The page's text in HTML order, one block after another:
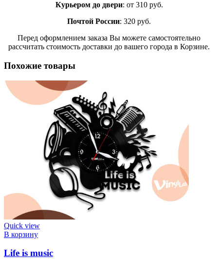
Курьером до двери: от 310 руб.
Почтой России: 320 руб.
Перед оформлением заказа Вы можете самостоятельно
рассчитать стоимость доставки до вашего города в Корзине.
Похожие товары
Quick view
В корзину
Life is music